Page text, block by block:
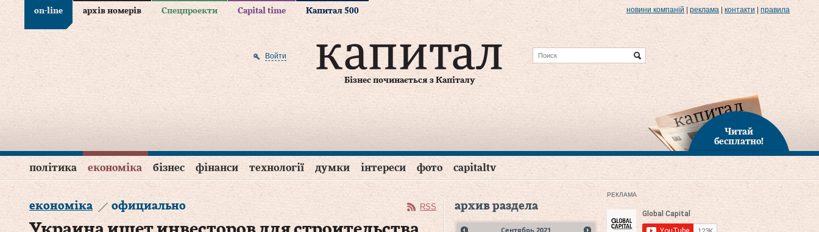
on-line архів номерів Спецпроекти Capital time Капитал 500 новини компаній реклама контакти правила
Бізнес починається з Капіталу
Войти
Читай
бесплатно!
політика економіка бізнес фінанси технології думки інтереси фото capitaltv
економіка официально RSS архив раздела
Сентябрь 2021
РЕКЛАМА